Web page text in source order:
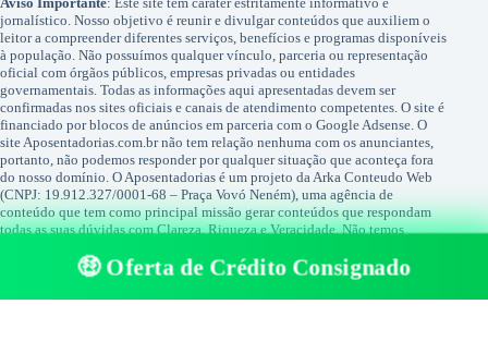
jornalístico. Nosso objetivo é reunir e divulgar conteúdos que auxiliem o
leitor a compreender diferentes serviços, benefícios e programas disponíveis
à população. Não possuímos qualquer vínculo, parceria ou representação
oficial com órgãos públicos, empresas privadas ou entidades
governamentais. Todas as informações aqui apresentadas devem ser
confirmadas nos sites oficiais e canais de atendimento competentes. O site é
financiado por blocos de anúncios em parceria com o Google Adsense. O
site Aposentadorias.com.br não tem relação nenhuma com os anunciantes,
portanto, não podemos responder por qualquer situação que aconteça fora
do nosso domínio. O Aposentadorias é um projeto da Arka Conteudo Web
(CNPJ: 19.912.327/0001-68 – Praça Vovó Neném), uma agência de
conteúdo que tem como principal missão gerar conteúdos que respondam
todas as suas dúvidas com Clareza, Riqueza e Veracidade. Não temos
tem qualquer relação nos conteúdos publicados pelo site. FACEBOOK® é
uma marca registada por FACEBOOK®, assim como GOOGLE® é uma
marca registrada pela GOOGLE®
🤑 Oferta de Crédito Consignado